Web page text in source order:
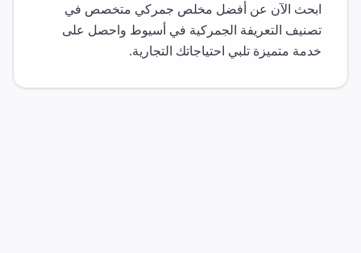
ابحث الآن عن أفضل مخلص جمركي متخصص في
تصنيف التعريفة الجمركية في أسيوط واحصل على
خدمة متميزة تلبي احتياجاتك التجارية.